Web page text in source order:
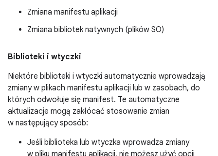
Zmiana manifestu aplikacji
Zmiana bibliotek natywnych (plików SO)
Biblioteki i wtyczki
Niektóre biblioteki i wtyczki automatycznie wprowadzają
zmiany w plikach manifestu aplikacji lub w zasobach, do
których odwołuje się manifest. Te automatyczne
aktualizacje mogą zakłócać stosowanie zmian
w następujący sposób:
Jeśli biblioteka lub wtyczka wprowadza zmiany
w pliku manifestu aplikacji, nie możesz użyć opcji